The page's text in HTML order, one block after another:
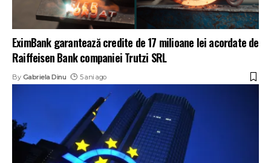
EximBank garantează credite de 17 milioane lei acordate de
Raiffeisen Bank companiei Trutzi SRL
By Gabriela Dinu 5 ani ago